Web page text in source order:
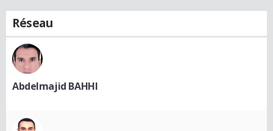
Réseau
Abdelmajid BAHHI